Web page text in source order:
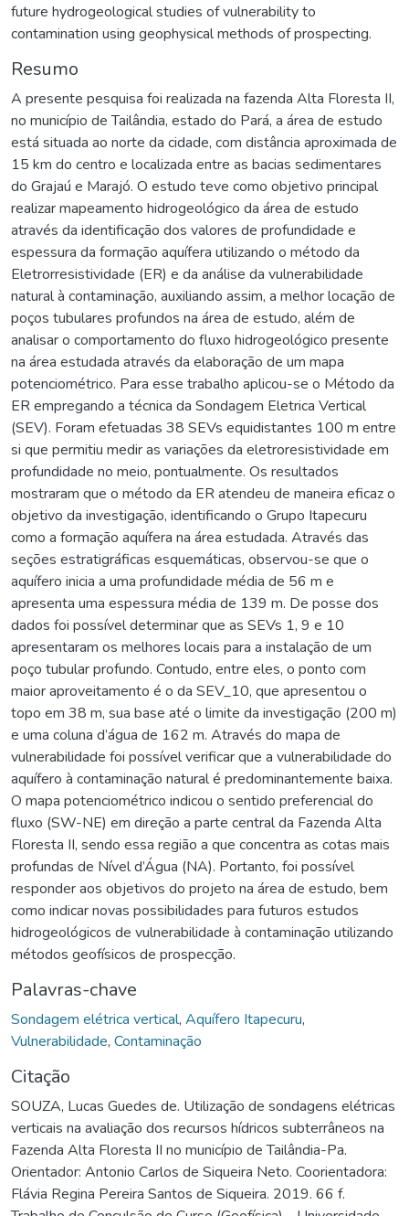
future hydrogeological studies of vulnerability to
contamination using geophysical methods of prospecting.
Resumo
A presente pesquisa foi realizada na fazenda Alta Floresta II,
no município de Tailândia, estado do Pará, a área de estudo
está situada ao norte da cidade, com distância aproximada de
15 km do centro e localizada entre as bacias sedimentares
do Grajaú e Marajó. O estudo teve como objetivo principal
realizar mapeamento hidrogeológico da área de estudo
através da identificação dos valores de profundidade e
espessura da formação aquífera utilizando o método da
Eletrorresistividade (ER) e da análise da vulnerabilidade
natural à contaminação, auxiliando assim, a melhor locação de
poços tubulares profundos na área de estudo, além de
analisar o comportamento do fluxo hidrogeológico presente
na área estudada através da elaboração de um mapa
potenciométrico. Para esse trabalho aplicou-se o Método da
ER empregando a técnica da Sondagem Eletrica Vertical
(SEV). Foram efetuadas 38 SEVs equidistantes 100 m entre
si que permitiu medir as variações da eletroresistividade em
profundidade no meio, pontualmente. Os resultados
mostraram que o método da ER atendeu de maneira eficaz o
objetivo da investigação, identificando o Grupo Itapecuru
como a formação aquífera na área estudada. Através das
seções estratigráficas esquemáticas, observou-se que o
aquífero inicia a uma profundidade média de 56 m e
apresenta uma espessura média de 139 m. De posse dos
dados foi possível determinar que as SEVs 1, 9 e 10
apresentaram os melhores locais para a instalação de um
poço tubular profundo. Contudo, entre eles, o ponto com
maior aproveitamento é o da SEV_10, que apresentou o
topo em 38 m, sua base até o limite da investigação (200 m)
e uma coluna d’água de 162 m. Através do mapa de
vulnerabilidade foi possível verificar que a vulnerabilidade do
aquífero à contaminação natural é predominantemente baixa.
O mapa potenciométrico indicou o sentido preferencial do
fluxo (SW-NE) em direção a parte central da Fazenda Alta
Floresta II, sendo essa região a que concentra as cotas mais
profundas de Nível d’Água (NA). Portanto, foi possível
responder aos objetivos do projeto na área de estudo, bem
como indicar novas possibilidades para futuros estudos
hidrogeológicos de vulnerabilidade à contaminação utilizando
métodos geofísicos de prospecção.
Palavras-chave
Sondagem elétrica vertical, Aquífero Itapecuru,
Vulnerabilidade, Contaminação
Citação
SOUZA, Lucas Guedes de. Utilização de sondagens elétricas
verticais na avaliação dos recursos hídricos subterrâneos na
Fazenda Alta Floresta II no município de Tailândia-Pa.
Orientador: Antonio Carlos de Siqueira Neto. Coorientadora:
Flávia Regina Pereira Santos de Siqueira. 2019. 66 f.